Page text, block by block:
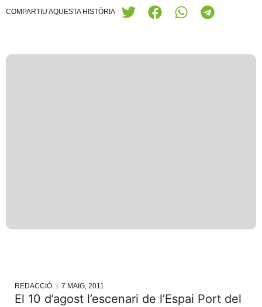
COMPARTIU AQUESTA HISTÒRIA
REDACCIÓ 7 MAIG, 2011
El 10 d’agost l’escenari de l’Espai Port del